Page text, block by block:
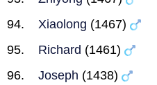
Xiaolong (1467)
Richard (1461)
Joseph (1438)